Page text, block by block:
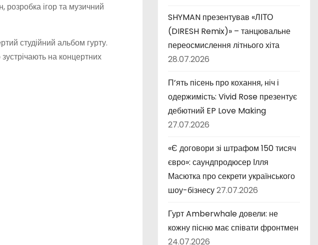
розробка ігор та музичний
студійний альбом гурту.
на концертних
SHYMAN презентував «ЛІТО
(DIRESH Remix)» – танцювальне
переосмислення літнього хіта
28.07.2026
П’ять пісень про кохання, ніч і
одержимість: Vivid Rose презентує
дебютний EP Love Making
27.07.2026
«Є договори зі штрафом 150 тисяч
євро»: саундпродюсер Ілля
Масютка про секрети українського
шоу-бізнесу27.07.2026
Гурт Amberwhale довели: не
кожну пісню має співати фронтмен
24.07.2026